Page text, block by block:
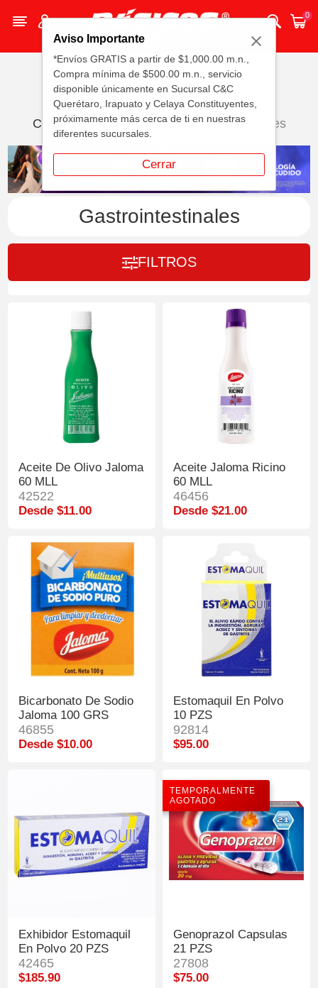
Aviso Importante
*Envíos GRATIS a partir de $1,000.00 m.n.,
Compra mínima de $500.00 m.n., servicio
disponible únicamente en Sucursal C&C
Querétaro, Irapuato y Celaya Constituyentes,
próximamente más cerca de ti en nuestras
diferentes sucursales.
Cerrar
0
Casa Medicamentos Gastrointestinales
Gastrointestinales
FILTROS
Aceite De Olivo Jaloma
60 MLL
42522
Desde $11.00
Aceite Jaloma Ricino
60 MLL
46456
Desde $21.00
Bicarbonato De Sodio
Jaloma 100 GRS
46855
Desde $10.00
Estomaquil En Polvo
10 PZS
92814
$95.00
Exhibidor Estomaquil
En Polvo 20 PZS
42465
$185.90
TEMPORALMENTE
AGOTADO
Genoprazol Capsulas
21 PZS
27808
$75.00